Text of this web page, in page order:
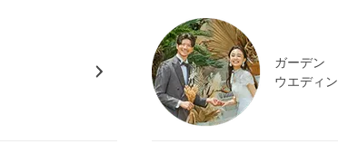
ガーデン
ウエディ